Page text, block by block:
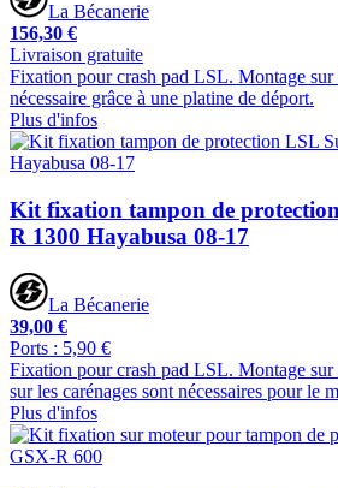
La Bécanerie
156,30 €
Livraison gratuite
Fixation pour crash pad LSL. Montage sur
nécessaire grâce à une platine de déport.
Plus d'infos
Kit fixation tampon de
R 1300 Hayabusa 08-17
La Bécanerie
39,00 €
Ports : 5,90 €
Fixation pour crash pad LSL. Montage sur
sur les carénages sont nécessaires pour le
Plus d'infos